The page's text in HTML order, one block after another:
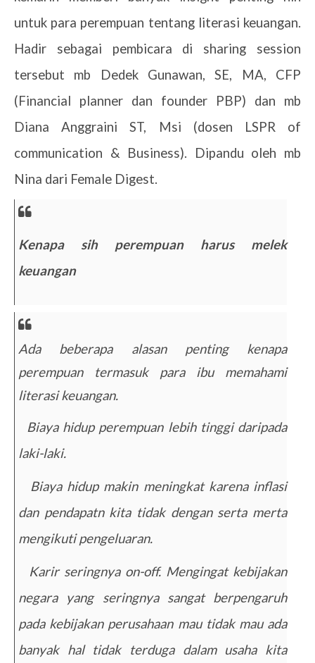
untuk para perempuan tentang literasi keuangan.
Hadir sebagai pembicara di sharing session
tersebut mb Dedek Gunawan, SE, MA, CFP
(Financial planner dan founder PBP) dan mb
Diana Anggraini ST, Msi (dosen LSPR of
communication & Business). Dipandu oleh mb
Nina dari Female Digest.
Kenapa sih perempuan harus melek
keuangan
Ada beberapa alasan penting kenapa
perempuan termasuk para ibu memahami
literasi keuangan.
Biaya hidup perempuan lebih tinggi daripada
laki-laki.
Biaya hidup makin meningkat karena inflasi
dan pendapatn kita tidak dengan serta merta
mengikuti pengeluaran.
Karir seringnya on-off. Mengingat kebijakan
negara yang seringnya sangat berpengaruh
pada kebijakan perusahaan mau tidak mau ada
banyak hal tidak terduga dalam usaha kita